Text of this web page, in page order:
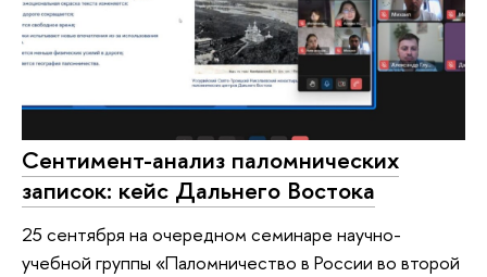
Сентимент-анализ паломнических
записок: кейс Дальнего Востока
25 сентября на очередном семинаре научно-
учебной группы «Паломничество в России во второй